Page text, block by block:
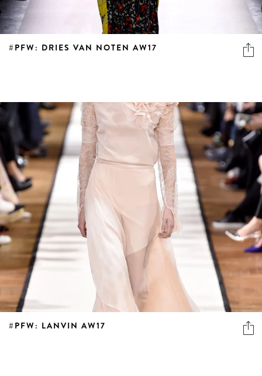
#PFW: DRIES VAN NOTEN AW17
#PFW: LANVIN AW17